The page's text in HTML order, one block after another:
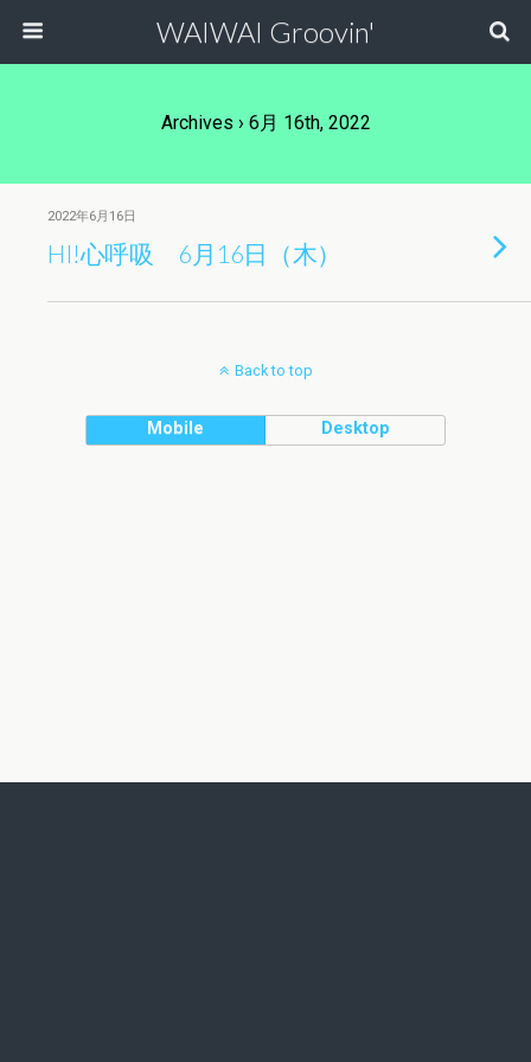
WAIWAI Groovin'
Archives › 6月 16th, 2022
2022年6月16日
HI!心呼吸 6月16日（木）
Back to top
Mobile Desktop